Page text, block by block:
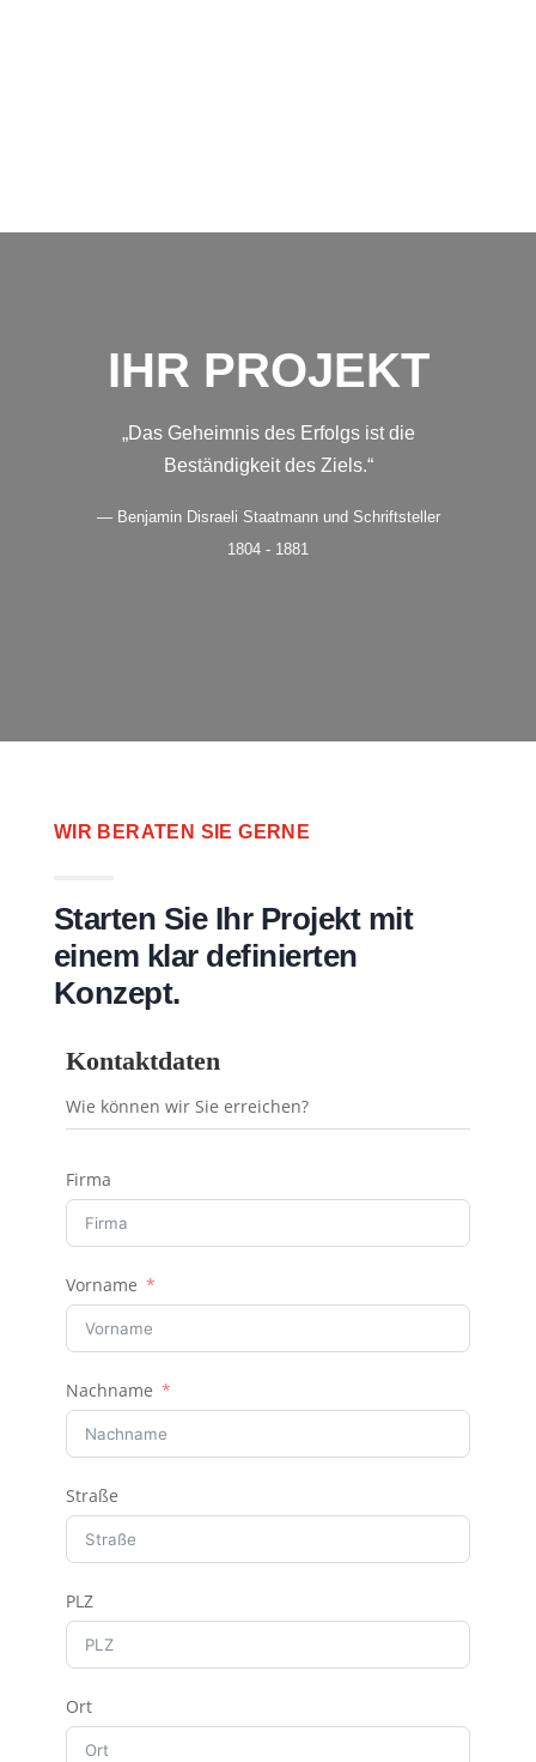
IHR PROJEKT
„Das Geheimnis des Erfolgs ist die
Beständigkeit des Ziels.“
— Benjamin Disraeli Staatmann und Schriftsteller
1804 - 1881
WIR BERATEN SIE GERNE
Starten Sie Ihr Projekt mit
einem klar definierten
Konzept.
Kontaktdaten
Wie können wir Sie erreichen?
Firma
Vorname
Nachname
Straße
PLZ
Ort